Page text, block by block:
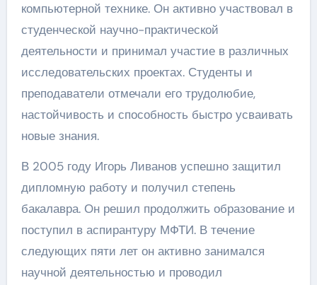
компьютерной технике. Он активно участвовал в
студенческой научно-практической
деятельности и принимал участие в различных
исследовательских проектах. Студенты и
преподаватели отмечали его трудолюбие,
настойчивость и способность быстро усваивать
новые знания.
В 2005 году Игорь Ливанов успешно защитил
дипломную работу и получил степень
бакалавра. Он решил продолжить образование и
поступил в аспирантуру МФТИ. В течение
следующих пяти лет он активно занимался
научной деятельностью и проводил